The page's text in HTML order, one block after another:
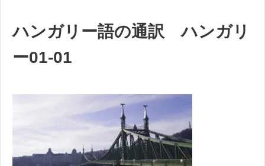
ハンガリー語の通訳 ハンガリ
ー01-01